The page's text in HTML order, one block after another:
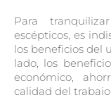
Para
escépticos, es
los beneficios del
lado, los
económico,
calidad del